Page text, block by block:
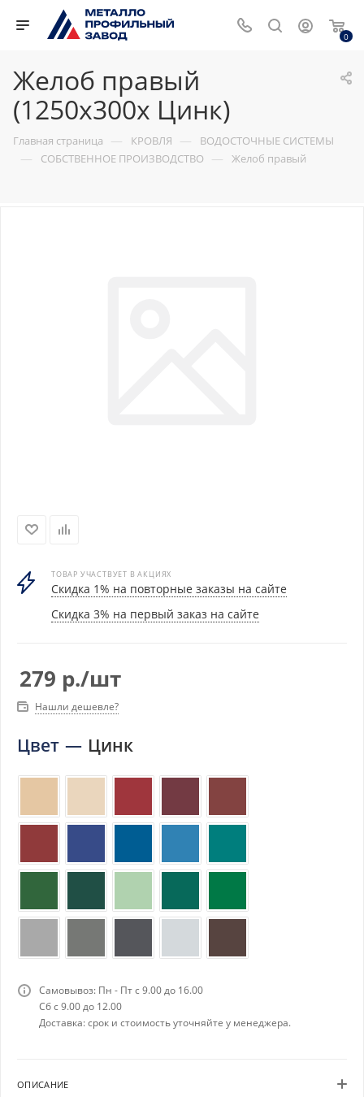
0
Желоб правый
(1250х300х Цинк)
Главная страница — КРОВЛЯ — ВОДОСТОЧНЫЕ СИСТЕМЫ
— СОБСТВЕННОЕ ПРОИЗВОДСТВО — Желоб правый
ТОВАР УЧАСТВУЕТ В АКЦИЯХ
Скидка 1% на повторные заказы на сайте
Скидка 3% на первый заказ на сайте
279 р./шт
Нашли дешевле?
Цвет — Цинк
Самовывоз: Пн - Пт с 9.00 до 16.00
Сб с 9.00 до 12.00
Доставка: срок и стоимость уточняйте у менеджера.
ОПИСАНИЕ